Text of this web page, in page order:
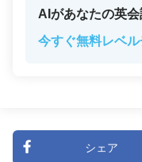
AIがあなたの英会
今すぐ無料レベ
シェア